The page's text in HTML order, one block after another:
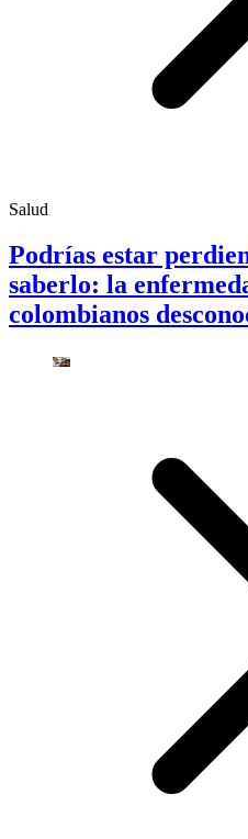
Salud
Podrías estar
saberlo: la
colombianos